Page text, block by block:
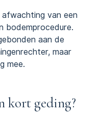
afwachting van een
bodemprocedure.
aan de
maar
mee.
kort geding?